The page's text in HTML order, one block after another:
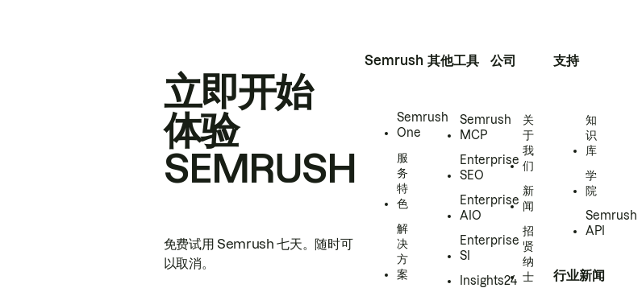
立即开始
体验
SEMRUSH
免费试用 Semrush 七天。随时可
以取消。
Semrush
Semrush
One
服
务
特
色
解
决
方
案
其他工具
Semrush
MCP
Enterprise
SEO
Enterprise
AIO
Enterprise
SI
Insights24
公司
关
于
我
们
新
闻
招
贤
纳
士
支持
知
识
库
学
院
Semrush
API
行业新闻